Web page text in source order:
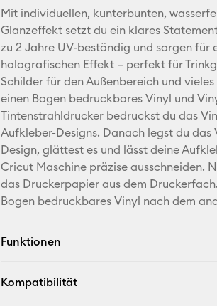
Mit individuellen, kunterbunten,
Glanzeffekt setzt du ein klares
zu 2 Jahre UV-beständig und sorgen für
holografischen Effekt – perfekt für
Schilder für den Außenbereich und
einen Bogen bedruckbares Vinyl und
Tintenstrahldrucker bedruckst du das
Aufkleber-Designs. Danach legst du
Design, glättest es und lässt deine
Cricut Maschine präzise ausschneiden.
das Druckerpapier aus dem
Bogen bedruckbares Vinyl nach dem
Funktionen
Kompatibilität